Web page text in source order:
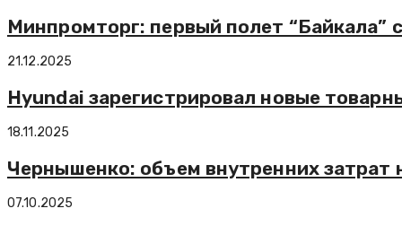
Минпромторг: первый полет
21.12.2025
Hyundai зарегистрировал новые
18.11.2025
Чернышенко: объем внутренних затрат
07.10.2025